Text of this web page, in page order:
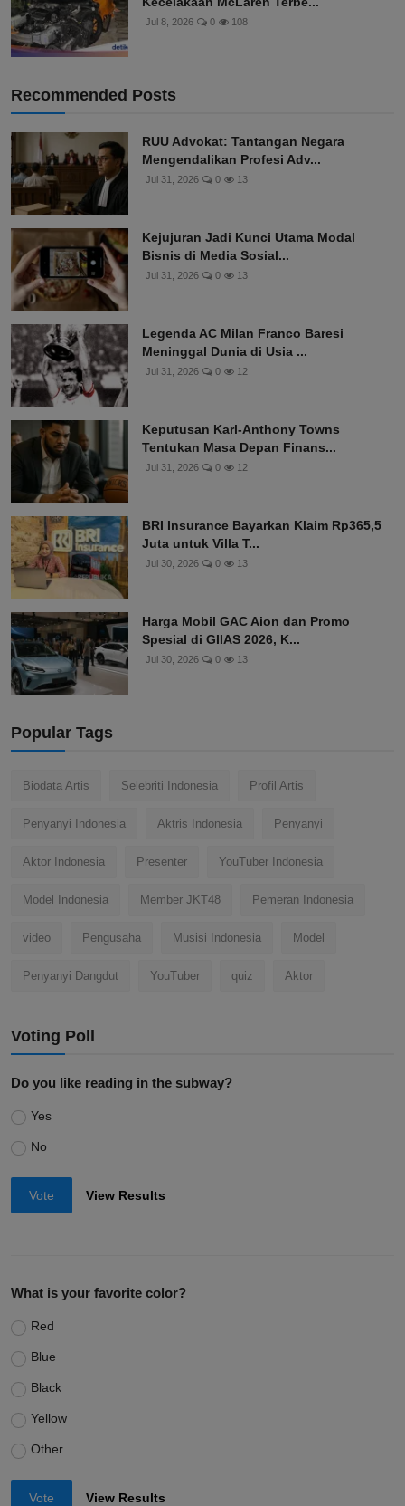
Jul 8, 2026 0 108
Recommended Posts
RUU Advokat: Tantangan Negara
Mengendalikan Profesi Adv...
Jul 31, 2026 0 13
Kejujuran Jadi Kunci Utama Modal
Bisnis di Media Sosial...
Jul 31, 2026 0 13
Legenda AC Milan Franco Baresi
Meninggal Dunia di Usia ...
Jul 31, 2026 0 12
Keputusan Karl-Anthony Towns
Tentukan Masa Depan Finans...
Jul 31, 2026 0 12
BRI Insurance Bayarkan Klaim Rp365,5
Juta untuk Villa T...
Jul 30, 2026 0 13
Harga Mobil GAC Aion dan Promo
Spesial di GIIAS 2026, K...
Jul 30, 2026 0 13
Popular Tags
Biodata Artis Selebriti Indonesia Profil Artis
Penyanyi Indonesia Aktris Indonesia Penyanyi
Aktor Indonesia Presenter YouTuber Indonesia
Model Indonesia Member JKT48 Pemeran Indonesia
video Pengusaha Musisi Indonesia Model
Penyanyi Dangdut YouTuber quiz Aktor
Voting Poll
Do you like reading in the subway?
Yes
No
Vote View Results
What is your favorite color?
Red
Blue
Black
Yellow
Other
Vote View Results